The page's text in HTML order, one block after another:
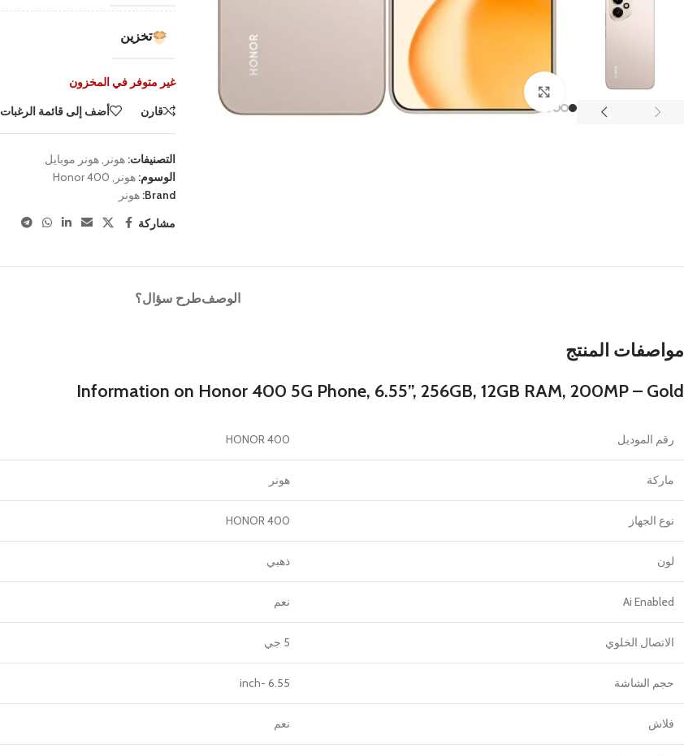
تخزين
غير متوفر في المخزون
قارن
أضف إلى قائمة الرغبات
التصنيفات: هونر ,هونر موبايل
الوسوم: هونر ,
Honor 400
Brand: هونر
مشاركة
الوصفطرح سؤال؟
مواصفات المنتج
Information on Honor 400 5G Phone, 6.55”, 256GB, 12GB RAM, 200MP – Gold
رقم الموديل HONOR 400
ماركة هونر
نوع الجهاز HONOR 400
لون ذهبي
Ai Enabled نعم
الاتصال الخلوي 5 جي
حجم الشاشة 6.55 -inch
فلاش نعم